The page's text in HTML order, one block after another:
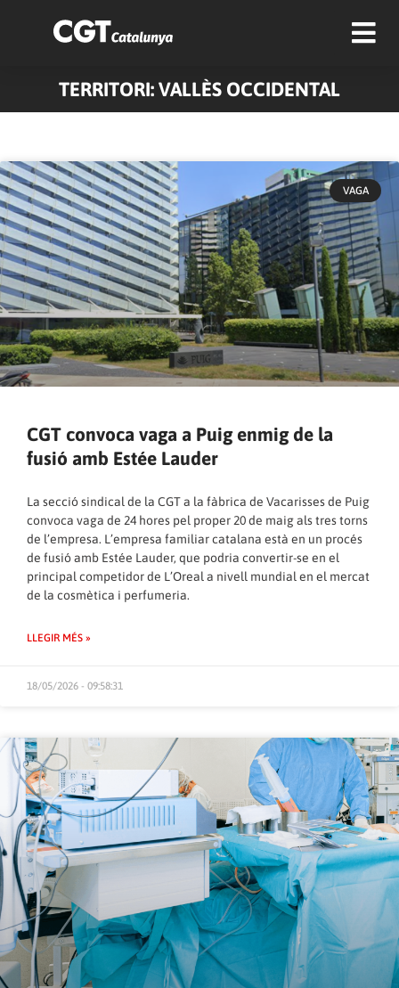
TERRITORI: VALLÈS OCCIDENTAL
VAGA
CGT convoca vaga a Puig enmig de la
fusió amb Estée Lauder
La secció sindical de la CGT a la fàbrica de Vacarisses de Puig
convoca vaga de 24 hores pel proper 20 de maig als tres torns
de l’empresa. L’empresa familiar catalana està en un procés
de fusió amb Estée Lauder, que podria convertir-se en el
principal competidor de L’Oreal a nivell mundial en el mercat
de la cosmètica i perfumeria.
LLEGIR MÉS »
18/05/2026 - 09:58:31